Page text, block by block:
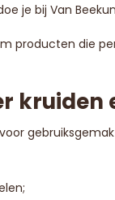
je bij Van
producten die
kruiden